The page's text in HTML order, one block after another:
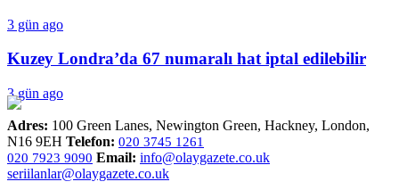
3 gün ago
Kuzey Londra’da 67 numaralı hat iptal edilebilir
3 gün ago
Adres: 100 Green Lanes, Newington Green, Hackney, London,
N16 9EH Telefon: 020 3745 1261
020 7923 9090 Email: info@olaygazete.co.uk
seriilanlar@olaygazete.co.uk